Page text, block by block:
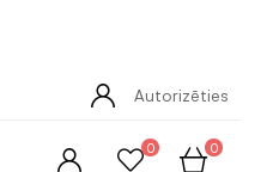
Autorizēties
0 0